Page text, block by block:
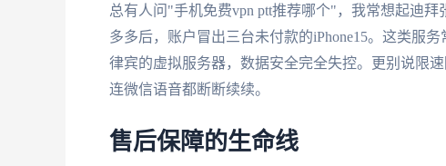
总有人问"手机免费vpn ptt推荐哪个"，我常想起迪
多多后，账户冒出三台未付款的iPhone15。这类服
律宾的虚拟服务器，数据安全完全失控。更别说限
连微信语音都断断续续。
售后保障的生命线